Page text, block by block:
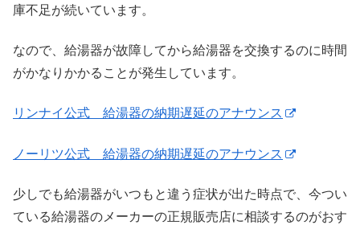
庫不足が続いています。
なので、給湯器が故障してから給湯器を交換するのに時間
がかなりかかることが発生しています。
リンナイ公式 給湯器の納期遅延のアナウンス
ノーリツ公式 給湯器の納期遅延のアナウンス
少しでも給湯器がいつもと違う症状が出た時点で、今つい
ている給湯器のメーカーの正規販売店に相談するのがおす